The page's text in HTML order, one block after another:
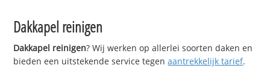
Dakkapel reinigen
Dakkapel reinigen? Wij werken op allerlei soorten daken en
bieden een uitstekende service tegenaantrekkelijk tarief.